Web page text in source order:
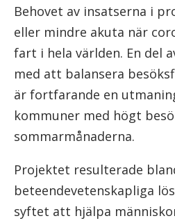
Behovet av insatserna i
eller mindre akuta när
fart i hela världen. En del
med att balansera
är fortfarande en
kommuner med högt
sommarmånaderna.
Projektet resulterade
beteendevetenskapliga
syftet att hjälpa